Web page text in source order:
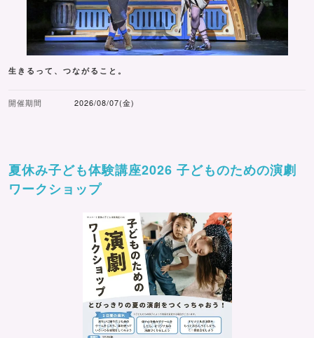
生きるって、つながること。
開催期間 2026/08/07(金)
夏休み子ども体験講座2026 子どものための演劇
ワークショップ